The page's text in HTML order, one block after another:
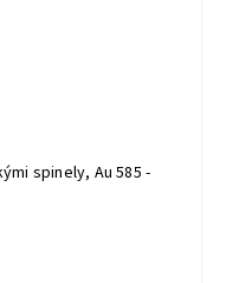
spinely, Au 585 -